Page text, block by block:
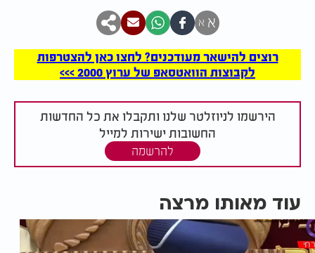
א א
רוצים להישאר מעודכנים? לחצו כאן להצטרפות
לקבוצות הוואטסאפ של ערוץ 2000 >>>
הירשמו לניוזלטר שלנו ותקבלו את כל החדשות
החשובות ישירות למייל
להרשמה
עוד מאותו מרצה